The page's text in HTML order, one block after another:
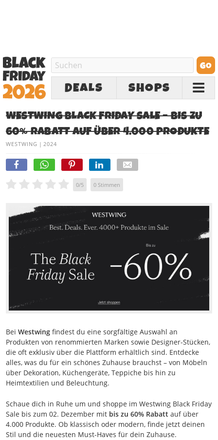
DEALS SHOPS
WESTWING BLACK FRIDAY SALE – BIS ZU
60% RABATT AUF ÜBER 4.000 PRODUKTE
WESTWING | 2024
0/5 0 Stimmen
Bei Westwing findest du eine sorgfältige Auswahl an
Produkten von renommierten Marken sowie Designer-Stücken,
die oft exklusiv über die Plattform erhältlich sind. Entdecke
alles, was du für ein schönes Zuhause brauchst – von Möbeln
über Dekoration, Küchengeräte, Teppiche bis hin zu
Heimtextilien und Beleuchtung.
Schaue dich in Ruhe um und shoppe im Westwing Black Friday
Sale bis zum 02. Dezember mit bis zu 60% Rabatt auf über
4.000 Produkte. Ob klassisch oder modern, finde jetzt deinen
Stil und die neuesten Must-Haves für dein Zuhause.